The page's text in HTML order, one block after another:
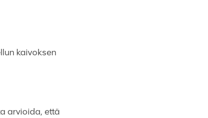
kaivoksen
arvioida, että